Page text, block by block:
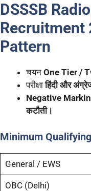
DSSSB
Recruitment
Pattern
चयन One Tier /
परीक्षाहिंदी और
Negative
कटौती।
Minimum
General / EWS
OBC (Delhi)